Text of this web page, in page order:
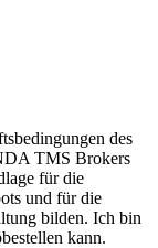
des
TMS Brokers
für die
und für die
bilden. Ich bin
kann.